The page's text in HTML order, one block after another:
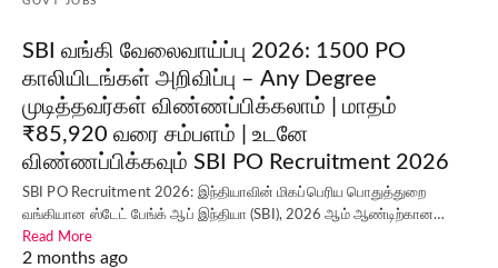
SBI வங்கி வேலைவாய்ப்பு 2026: 1500 PO
காலியிடங்கள் அறிவிப்பு – Any Degree
முடித்தவர்கள் விண்ணப்பிக்கலாம் | மாதம்
₹85,920 வரை சம்பளம் | உடனே
விண்ணப்பிக்கவும் SBI PO Recruitment 2026
SBI PO Recruitment 2026: இந்தியாவின் மிகப்பெரிய பொதுத்துறை
வங்கியான ஸ்டேட் பேங்க் ஆப் இந்தியா (SBI), 2026 ஆம் ஆண்டிற்கான…
Read More
2 months ago